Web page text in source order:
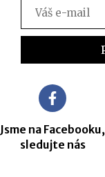
Jsme na Facebooku,
sledujte nás